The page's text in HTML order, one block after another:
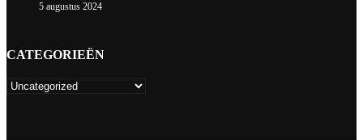
5 augustus 2024
CATEGORIEËN